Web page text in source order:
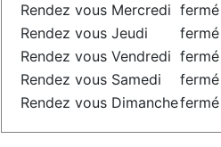
Rendez vous Mercredi fermé
Rendez vous Jeudi
fermé
Rendez vous Vendredi fermé
Rendez vous Samedi
fermé
Rendez vous Dimanchefermé